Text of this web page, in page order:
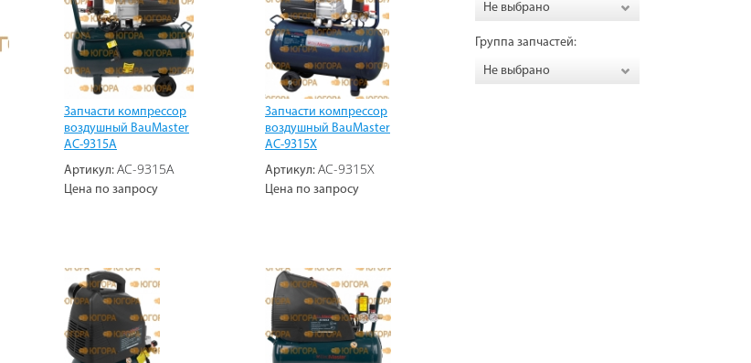
Не выбрано
Группа запчастей:
Не выбрано
Запчасти компрессор
воздушный BauMaster
AC-9315A
Артикул: AC-9315A
Цена по запросу
Запчасти компрессор
воздушный BauMaster
AC-9315X
Артикул: AC-9315X
Цена по запросу